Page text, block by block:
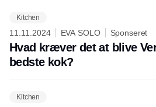
Kitchen
11.11.2024 EVA SOLO Sponseret
Hvad kræver det at blive
bedste kok?
Kitchen